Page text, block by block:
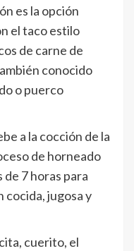
es la opción
el taco estilo
de carne de
conocido
o puerco
a la cocción de la
de horneado
de 7 horas para
cocida, jugosa y
cuerito, el